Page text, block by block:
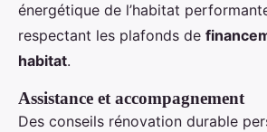
énergétique de l’habitat
respectant les plafonds de
habitat.
Assistance et accompagnement
Des conseils rénovation durable